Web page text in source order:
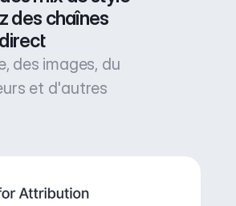
des chaînes
des images, du
et d'autres